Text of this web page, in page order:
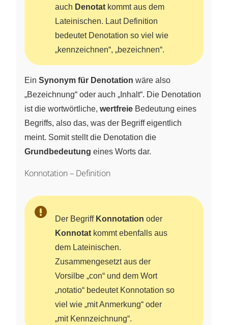
auch Denotat kommt aus dem
Lateinischen. Laut Definition
bedeutet Denotation so viel wie
„kennzeichnen“, „bezeichnen“.
Ein Synonym für Denotation wäre also
„Bezeichnung“ oder auch „Inhalt“. Die Denotation
ist die wortwörtliche, wertfreie Bedeutung eines
Begriffs, also das, was der Begriff eigentlich
meint. Somit stellt die Denotation die
Grundbedeutung eines Worts dar.
Konnotation – Definition
Der Begriff Konnotation oder
Konnotat kommt ebenfalls aus
dem Lateinischen.
Zusammengesetzt aus der
Vorsilbe „con“ und dem Wort
„notatio“ bedeutet Konnotation so
viel wie „mit Anmerkung“ oder
„mit Kennzeichnung“.